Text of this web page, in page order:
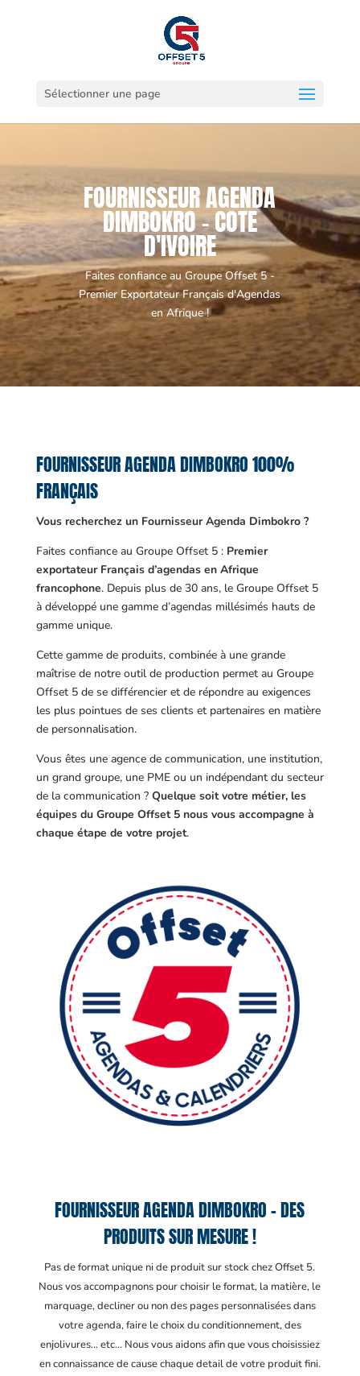
Sélectionner une page
FOURNISSEUR AGENDA
DIMBOKRO - COTE
D'IVOIRE
Faites confiance au Groupe Offset 5 -
Premier Exportateur Français d'Agendas
en Afrique !
FOURNISSEUR AGENDA DIMBOKRO 100%
FRANÇAIS
Vous recherchez un Fournisseur Agenda Dimbokro ?
Faites confiance au Groupe Offset 5 : Premier
exportateur Français d’agendas en Afrique
francophone. Depuis plus de 30 ans, le Groupe Offset 5
à développé une gamme d’agendas millésimés hauts de
gamme unique.
Cette gamme de produits, combinée à une grande
maîtrise de notre outil de production permet au Groupe
Offset 5 de se différencier et de répondre au exigences
les plus pointues de ses clients et partenaires en matière
de personnalisation.
Vous êtes une agence de communication, une institution,
un grand groupe, une PME ou un indépendant du secteur
de la communication ? Quelque soit votre métier, les
équipes du Groupe Offset 5 nous vous accompagne à
chaque étape de votre projet.
FOURNISSEUR AGENDA DIMBOKRO – DES
PRODUITS SUR MESURE !
Pas de format unique ni de produit sur stock chez Offset 5.
Nous vos accompagnons pour choisir le format, la matière, le
marquage, decliner ou non des pages personnalisées dans
votre agenda, faire le choix du conditionnement, des
enjolivures… etc… Nous vous aidons afin que vous choisissiez
en connaissance de cause chaque detail de votre produit fini.